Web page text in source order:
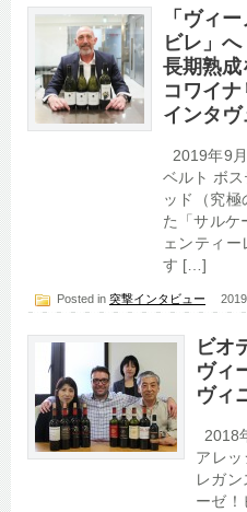
「ヴィ
ビレ」
長期熟成
コワイ
インタヴ
2019年9
ベルト ボ
ッド（究
た「サルケ
ェンティ
す […]
Posted in 突撃インタビュー
ビオ
ヴィ
ヴィ
2018
アレ
レガ
ーゼ